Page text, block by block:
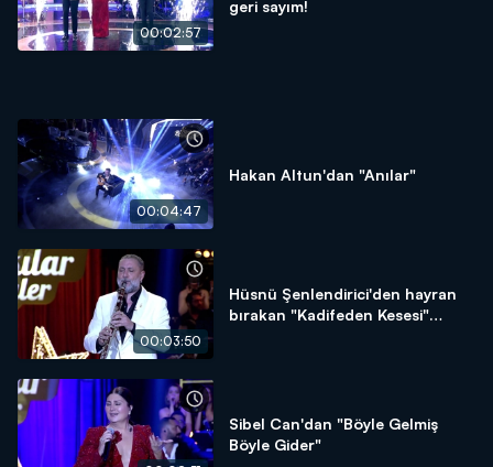
00:02:57
geri sayım!
00:04:47
Hakan Altun'dan "Anılar"
00:03:50
Hüsnü Şenlendirici'den hayran
bırakan "Kadifeden Kesesi"
Sibel Can'dan "Böyle Gelmiş
Böyle Gider"